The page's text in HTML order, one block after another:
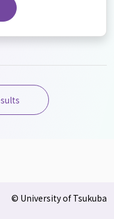
© University of Tsukuba